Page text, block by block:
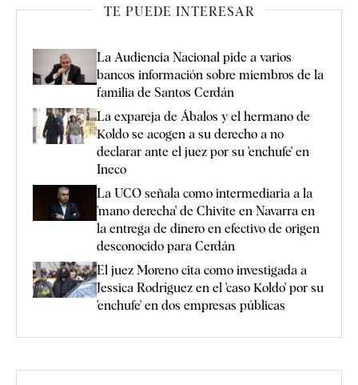
TE PUEDE INTERESAR
La Audiencia Nacional pide a varios
bancos información sobre miembros de la
familia de Santos Cerdán
La expareja de Ábalos y el hermano de
Koldo se acogen a su derecho a no
declarar ante el juez por su 'enchufe' en
Ineco
La UCO señala como intermediaria a la
'mano derecha' de Chivite en Navarra en
la entrega de dinero en efectivo de origen
desconocido para Cerdán
El juez Moreno cita como investigada a
Jessica Rodríguez en el 'caso Koldo' por su
'enchufe' en dos empresas públicas